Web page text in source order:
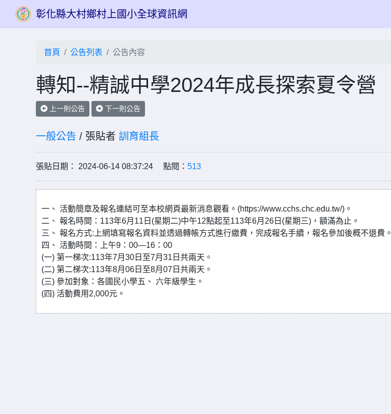
彰化縣大村鄉村上國小全球資訊網
首頁 公告列表 公告內容
轉知--精誠中學2024年成長探索夏令營
上一則公告 下一則公告
一般公告 / 張貼者 訓育組長
張貼日期： 2024-06-14 08:37:24 點閱： 513
一、 活動簡章及報名連結可至本校網頁最新消息觀看。(https://www.cchs.chc.edu.tw/)。
二、 報名時間：113年6月11日(星期二)中午12點起至113年6月26日(星期三)，額滿為止。
三、 報名方式:上網填寫報名資料並透過轉帳方式進行繳費，完成報名手續，報名參加後概不退費。
四、 活動時間：上午9：00—16：00
(一) 第一梯次:113年7月30日至7月31日共兩天。
(二) 第二梯次:113年8月06日至8月07日共兩天。
(三) 參加對象：各國民小學五、 六年級學生。
(四) 活動費用2,000元。